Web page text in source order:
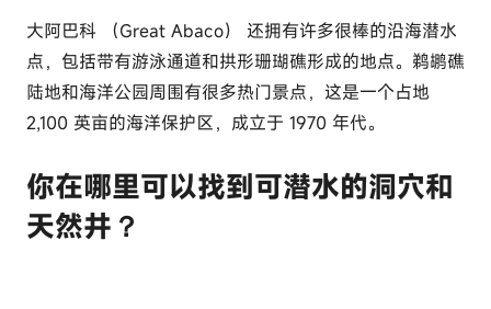
大阿巴科 （Great Abaco） 还拥有许多很棒的沿海潜水
点，包括带有游泳通道和拱形珊瑚礁形成的地点。鹈鹕礁
陆地和海洋公园周围有很多热门景点，这是一个占地
2,100 英亩的海洋保护区，成立于 1970 年代。
你在哪里可以找到可潜水的洞穴和
天然井？